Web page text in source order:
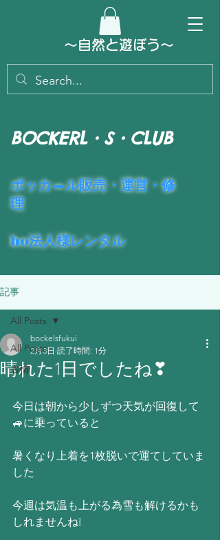
～​自然と遊ぼう～
​ポッカ―ル販売・運営・修
理
ho法人様レンタル
BOCKERL・S・CLUB
記事
All Posts
表情
All Posts
晴れた1日でしたね❣
bockelsfukui
2月3日 読了時間: 1分
今日は朝から少しずつ天気が回復して
🚙に乗っていると
暑くなり上着を1枚脱いで運てしていま
した
今週は気温も上がる為雪も解けるかも
しれませんね❕